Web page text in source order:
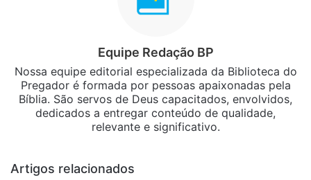
Equipe Redação BP
Nossa equipe editorial especializada da Biblioteca do
Pregador é formada por pessoas apaixonadas pela
Bíblia. São servos de Deus capacitados, envolvidos,
dedicados a entregar conteúdo de qualidade,
relevante e significativo.
Artigos relacionados